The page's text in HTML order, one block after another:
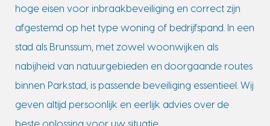
hoge eisen voor inbraakbeveiliging en correct zijn
afgestemd op het type woning of bedrijfspand. In een
stad als Brunssum, met zowel woonwijken als
nabijheid van natuurgebieden en doorgaande routes
binnen Parkstad, is passende beveiliging essentieel. Wij
geven altijd persoonlijk en eerlijk advies over de
beste oplossing voor uw situatie.